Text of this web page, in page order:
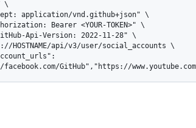
GitHub","https://